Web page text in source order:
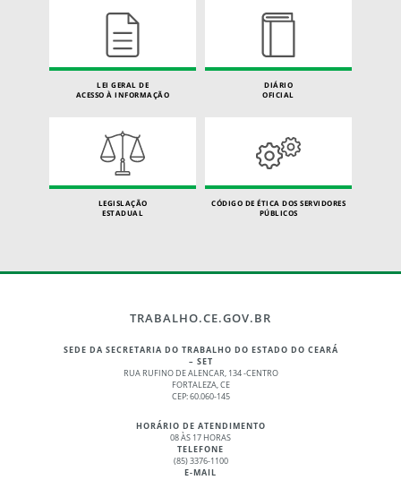
LEI GERAL DE
ACESSO À INFORMAÇÃO
DIÁRIO
OFICIAL
LEGISLAÇÃO
ESTADUAL
CÓDIGO DE ÉTICA DOS SERVIDORES
PÚBLICOS
TRABALHO.CE.GOV.BR
SEDE DA SECRETARIA DO TRABALHO DO ESTADO DO CEARÁ
– SET
RUA RUFINO DE ALENCAR, 134 -CENTRO
FORTALEZA, CE
CEP: 60.060-145
HORÁRIO DE ATENDIMENTO
08 ÀS 17 HORAS
TELEFONE
(85) 3376-1100
E-MAIL